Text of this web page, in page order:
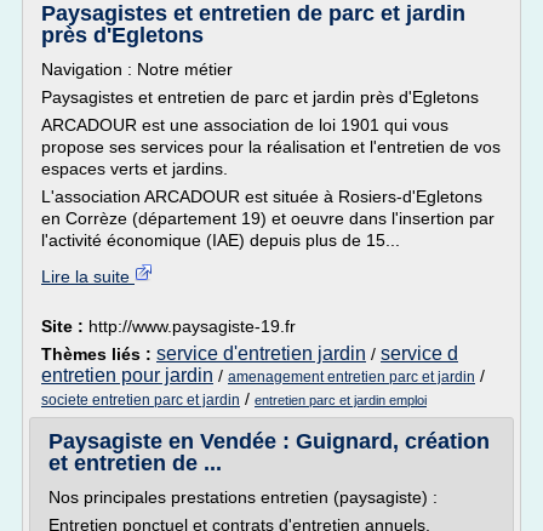
Paysagistes et entretien de parc et jardin
près d'Egletons
Navigation : Notre métier
Paysagistes et entretien de parc et jardin près d'Egletons
ARCADOUR est une association de loi 1901 qui vous
propose ses services pour la réalisation et l'entretien de vos
espaces verts et jardins.
L'association ARCADOUR est située à Rosiers-d'Egletons
en Corrèze (département 19) et oeuvre dans l'insertion par
l'activité économique (IAE) depuis plus de 15...
Lire la suite
Site : http://www.paysagiste-19.fr
Thèmes liés : service d'entretien jardin / service d
entretien pour jardin / amenagement entretien parc et jardin /
societe entretien parc et jardin / entretien parc et jardin emploi
Paysagiste en Vendée : Guignard, création
et entretien de ...
Nos principales prestations entretien (paysagiste) :
Entretien ponctuel et contrats d'entretien annuels.